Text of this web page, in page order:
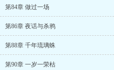
第84章 做过一场
第86章 夜话与杀鸦
第88章 千年琉璃蛛
第90章 一岁一荣枯